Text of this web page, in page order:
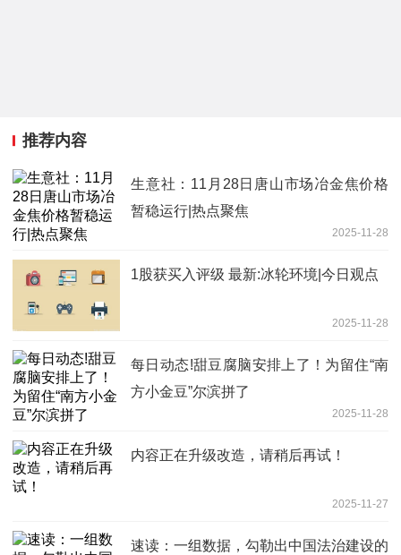
推荐内容
生意社：11月28日唐山市场冶金焦价格
暂稳运行|热点聚焦
2025-11-28
1股获买入评级 最新:冰轮环境|今日观点
2025-11-28
每日动态!甜豆腐脑安排上了！为留住“南
方小金豆”尔滨拼了
2025-11-28
内容正在升级改造，请稍后再试！
2025-11-27
速读：一组数据，勾勒出中国法治建设的